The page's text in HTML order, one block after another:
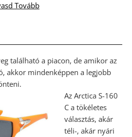
Tovább
található a piacon, de amikor az
akkor mindenképpen a legjobb
Az Arctica S-160
C a tökéletes
választás, akár
téli-, akár nyári